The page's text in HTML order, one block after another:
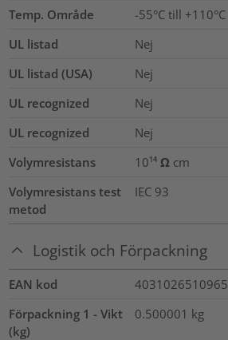
Temp. Område
-55°C till +110°C
UL listad
Nej
UL listad (USA)
Nej
UL recognized
Nej
UL recognized
Nej
Volymresistans
10¹⁴ Ω cm
Volymresistans test
metod
IEC 93
Logistik och Förpackning
EAN kod
4031026510965
Förpackning 1 - Vikt
(kg)
0.500001 kg